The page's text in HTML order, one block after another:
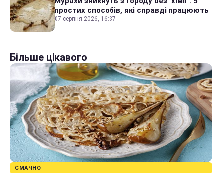
простих способів, які справді працюють
07 серпня 2026, 16:37
Більше цікавого
СМАЧНО